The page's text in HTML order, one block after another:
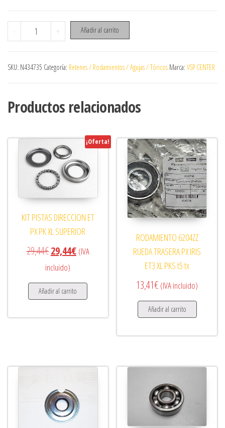
- Rodamiento 6204 zz Blindado Rueda Trasera Px T5 Tx cantidad
+ Añadir al carrito
SKU: N434735 Categoría: Retenes / Rodamientos / Agujas / Tóricos Marca: VSP CENTER
Productos relacionados
¡Oferta!
KIT PISTAS DIRECCION ET
PX PK XL SUPERIOR
29,44€El precio original era: 29,44€.
29,44€El precio actual es: 29,44€.
(IVA
incluido)
Añadir al carrito
RODAMIENTO 6204ZZ
RUEDA TRASERA PX IRIS
ET3 XL PKS t5 tx
13,41€ (IVA incluido)
Añadir al carrito